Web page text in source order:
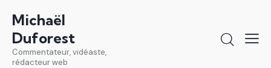
Michaël
Duforest
Commentateur, vidéaste,
rédacteur web